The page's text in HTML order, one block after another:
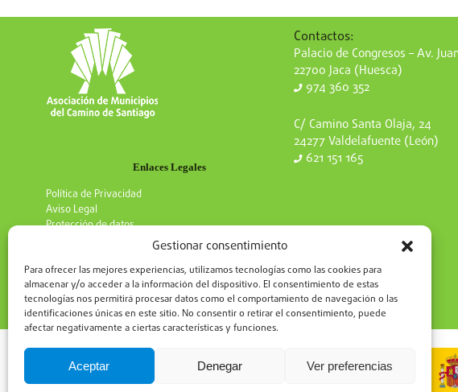
Gestionar consentimiento
Para ofrecer las mejores experiencias, utilizamos tecnologías como las cookies para
almacenar y/o acceder a la información del dispositivo. El consentimiento de estas
tecnologías nos permitirá procesar datos como el comportamiento de navegación o las
identificaciones únicas en este sitio. No consentir o retirar el consentimiento, puede
afectar negativamente a ciertas características y funciones.
Aceptar Denegar Ver preferencias
Enlaces Legales
Política de Privacidad
Aviso Legal
Protección de datos
Contactos:
Palacio de Congresos – Av.
22700 Jaca (Huesca)
974 360 352
C/ Camino Santa Olaja, 24
24277 Valdelafuente (León)
621 151 165